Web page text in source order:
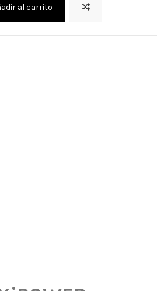
al carrito